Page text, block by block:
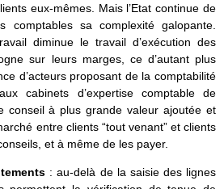
eux-mêmes. Mais l’Etat continue de
comptables sa complexité galopante.
diminue le travail d’exécution des
sur leurs marges, ce d’autant plus
d’acteurs proposant de la comptabilité
cabinets d’expertise comptable de
conseil à plus grande valeur ajoutée et
entre clients “tout venant” et clients
et à même de les payer.
: au-delà de la saisie des lignes